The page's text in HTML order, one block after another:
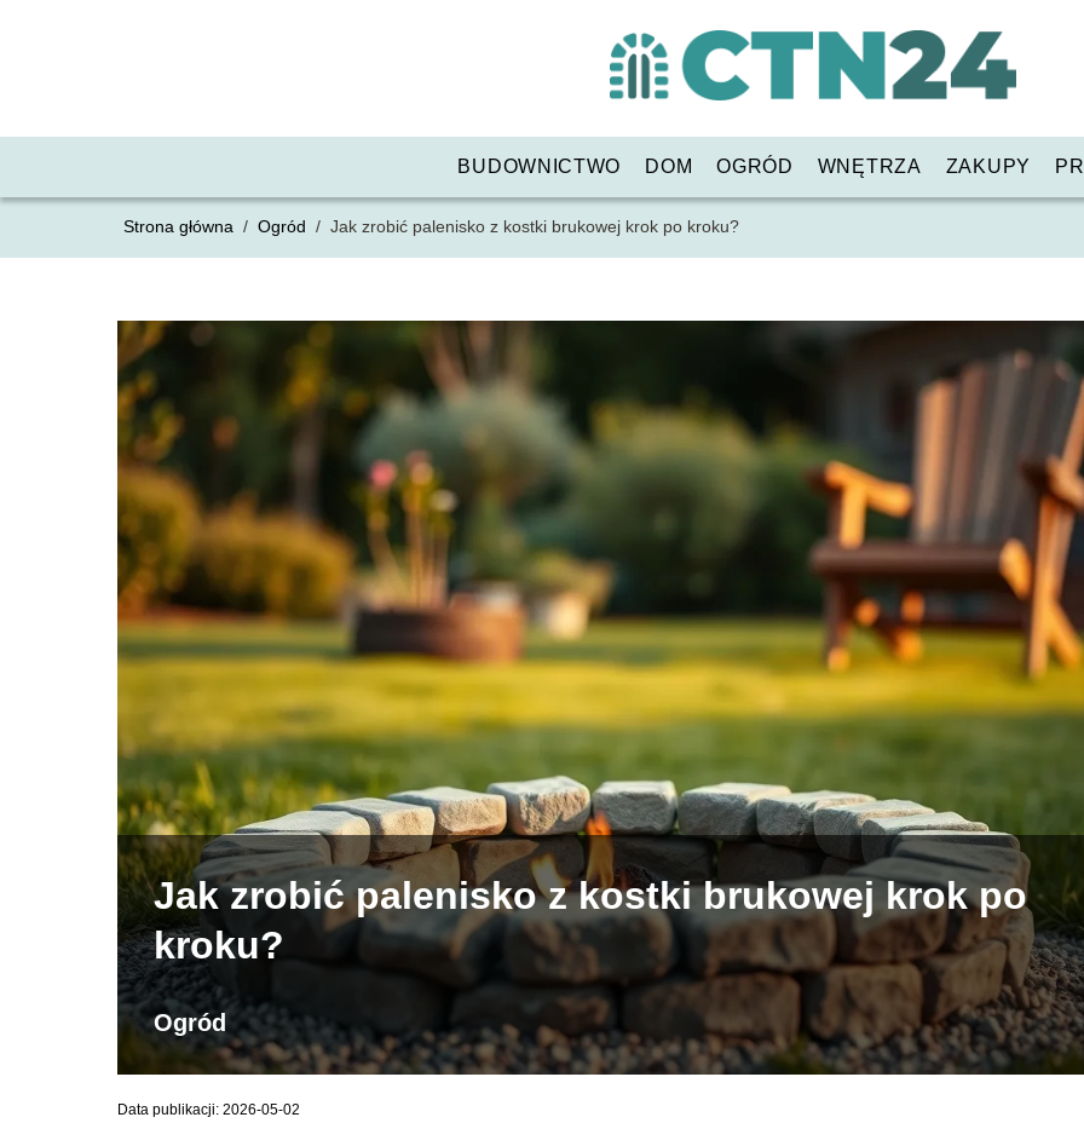
BUDOWNICTWO DOM OGRÓD WNĘTRZA ZAKUPY
Strona główna / Ogród / Jak zrobić palenisko z kostki brukowej krok po kroku?
Jak zrobić palenisko z kostki brukowej krok po
kroku?
Ogród
Data publikacji: 2026-05-02